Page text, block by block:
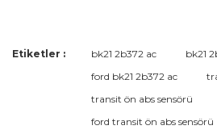
Bu ürüne ilk yorumu
Yorum Yaz
Bu ürünün fiyat bilgisi, resim, ürün
kullanarak tarafımıza iletebilirsiniz.
Görüş ve önerileriniz için teşekkür
Etiketler : bk21 2b372 ac
bk21
ford bk21 2b372 ac
transit ön abs sensörü
ford transit ön abs sensörü